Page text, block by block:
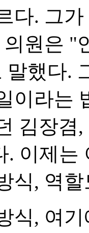
다. 그
원은 "
말했다.
이라는
김장겸
. 이제
식, 역
식, 여